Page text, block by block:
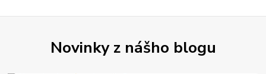
Novinky z nášho blogu